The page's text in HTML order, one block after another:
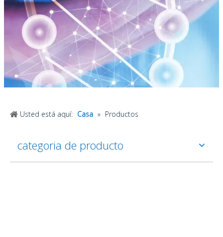
Usted está aquí: Casa » Productos
categoria de producto